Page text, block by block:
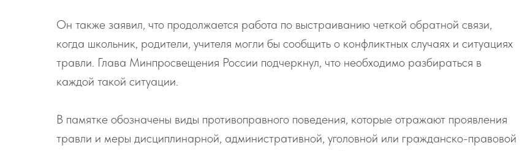
Он также заявил, что продолжается работа по выстраиванию четкой обратной связи,
когда школьник, родители, учителя могли бы сообщить о конфликтных случаях и ситуациях
травли. Глава Минпросвещения России подчеркнул, что необходимо разбираться в
каждой такой ситуации.
В памятке обозначены виды противоправного поведения, которые отражают проявления
травли и меры дисциплинарной, административной, уголовной или гражданско-правовой